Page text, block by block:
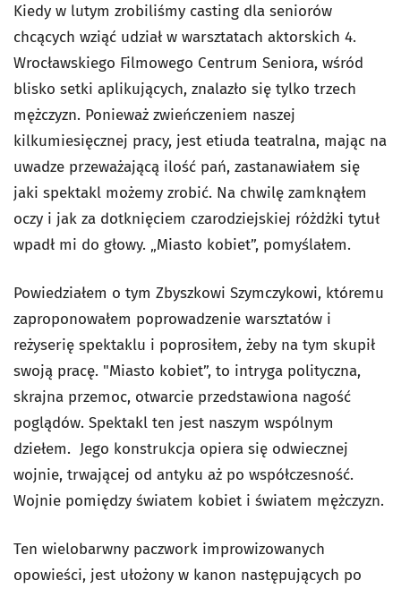
Kiedy w lutym zrobiliśmy casting dla seniorów
chcących wziąć udział w warsztatach aktorskich 4.
Wrocławskiego Filmowego Centrum Seniora, wśród
blisko setki aplikujących, znalazło się tylko trzech
mężczyzn. Ponieważ zwieńczeniem naszej
kilkumiesięcznej pracy, jest etiuda teatralna, mając na
uwadze przeważającą ilość pań, zastanawiałem się
jaki spektakl możemy zrobić. Na chwilę zamknąłem
oczy i jak za dotknięciem czarodziejskiej różdżki tytuł
wpadł mi do głowy. „Miasto kobiet”, pomyślałem.
Powiedziałem o tym Zbyszkowi Szymczykowi, któremu
zaproponowałem poprowadzenie warsztatów i
reżyserię spektaklu i poprosiłem, żeby na tym skupił
swoją pracę. "Miasto kobiet”, to intryga polityczna,
skrajna przemoc, otwarcie przedstawiona nagość
poglądów. Spektakl ten jest naszym wspólnym
dziełem. Jego konstrukcja opiera się odwiecznej
wojnie, trwającej od antyku aż po współczesność.
Wojnie pomiędzy światem kobiet i światem mężczyzn.
Ten wielobarwny paczwork improwizowanych
opowieści, jest ułożony w kanon następujących po